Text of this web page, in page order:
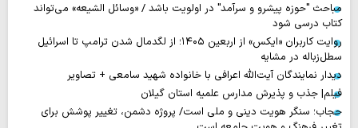
مباحث "حوزه پیشرو و سرآمد" در اولویت باشد / «وسائل الشیعه» می‌تواند
کتاب درسی شود
روایت‌ کاربران «ایکس» از اربعین ۱۴۰۵؛ از لگدمال شدن ترامپ تا اسرائیل
سطل‌زباله‌ در مشایه
دیدار نمایندگان آیت‌الله اعرافی با خانواده شهید سامعی + تصاویر
فیلم| جذب و پذیرش مدارس علمیه استان گیلان
حجاب؛ سنگر هویت دینی و ملی است/ پروژه دشمن، تغییر پوشش برای